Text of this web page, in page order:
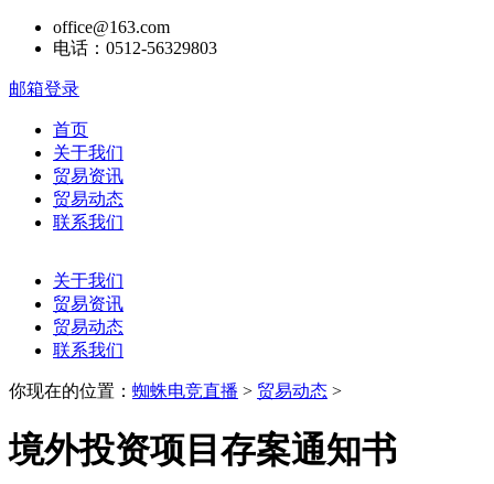
office@163.com
电话：0512-56329803
邮箱登录
首页
关于我们
贸易资讯
贸易动态
联系我们
关于我们
贸易资讯
贸易动态
联系我们
你现在的位置： 蜘蛛电竞直播 > 贸易动态 >
境外投资项目存案通知书